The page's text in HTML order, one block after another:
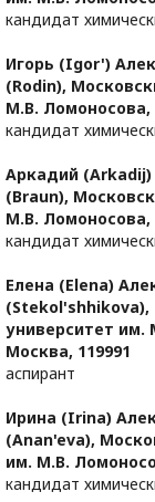
кандидат
Игорь (Igor')
(Rodin),
М.В. Ломоносова,
кандидат
Аркадий
(Braun),
М.В. Ломоносова,
кандидат
Елена (Elena)
(Stekol'shhikova),
университет им.
Москва, 119991
аспирант
Ирина (Irina)
(Anan'eva),
им. М.В.
кандидат